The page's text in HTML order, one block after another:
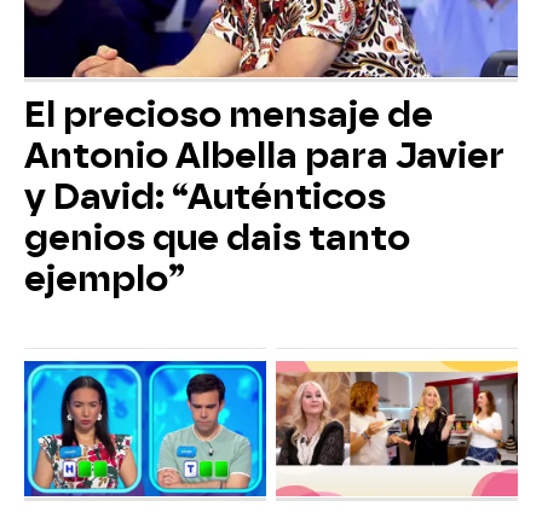
El precioso mensaje de
Antonio Albella para Javier
y David: “Auténticos
genios que dais tanto
ejemplo”